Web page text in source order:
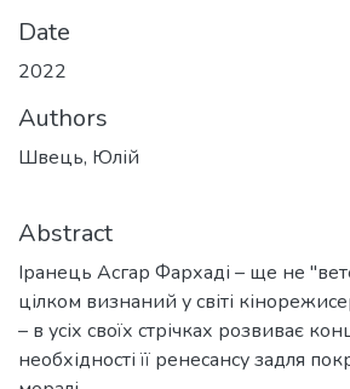
Date
2022
Authors
Швець, Юлій
Abstract
Іранець Асгар Фархаді – ще не
цілком визнаний у світі
– в усіх своїх стрічках розвиває
необхідності її ренесансу задля